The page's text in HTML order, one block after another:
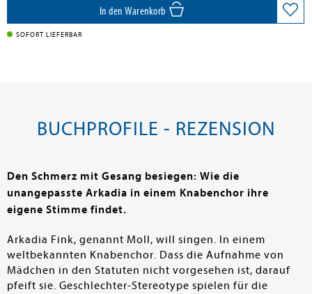
In den Warenkorb
SOFORT LIEFERBAR
BUCHPROFILE - REZENSION
Den Schmerz mit Gesang besiegen: Wie die
unangepasste Arkadia in einem Knabenchor ihre
eigene Stimme findet.
Arkadia Fink, genannt Moll, will singen. In einem
weltbekannten Knabenchor. Dass die Aufnahme von
Mädchen in den Statuten nicht vorgesehen ist, darauf
pfeift sie. Geschlechter-Stereotype spielen für die